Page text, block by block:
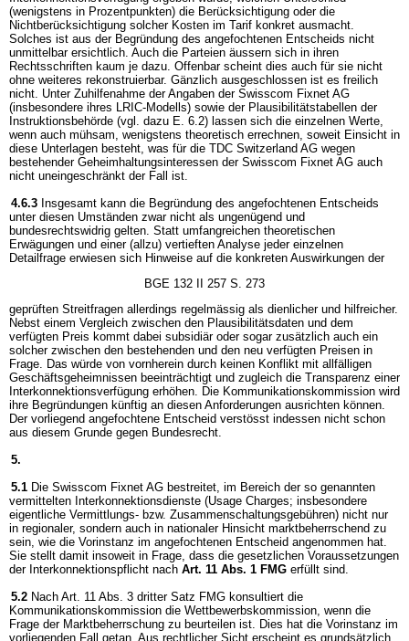
(wenigstens in Prozentpunkten) die Berücksichtigung oder die
Nichtberücksichtigung solcher Kosten im Tarif konkret ausmacht.
Solches ist aus der Begründung des angefochtenen Entscheids nicht
unmittelbar ersichtlich. Auch die Parteien äussern sich in ihren
Rechtsschriften kaum je dazu. Offenbar scheint dies auch für sie nicht
ohne weiteres rekonstruierbar. Gänzlich ausgeschlossen ist es freilich
nicht. Unter Zuhilfenahme der Angaben der Swisscom Fixnet AG
(insbesondere ihres LRIC-Modells) sowie der Plausibilitätstabellen der
Instruktionsbehörde (vgl. dazu E. 6.2) lassen sich die einzelnen Werte,
wenn auch mühsam, wenigstens theoretisch errechnen, soweit Einsicht in
diese Unterlagen besteht, was für die TDC Switzerland AG wegen
bestehender Geheimhaltungsinteressen der Swisscom Fixnet AG auch
nicht uneingeschränkt der Fall ist.
4.6.3 Insgesamt kann die Begründung des angefochtenen Entscheids
unter diesen Umständen zwar nicht als ungenügend und
bundesrechtswidrig gelten. Statt umfangreichen theoretischen
Erwägungen und einer (allzu) vertieften Analyse jeder einzelnen
Detailfrage erwiesen sich Hinweise auf die konkreten Auswirkungen der
BGE 132 II 257 S. 273
geprüften Streitfragen allerdings regelmässig als dienlicher und hilfreicher.
Nebst einem Vergleich zwischen den Plausibilitätsdaten und dem
verfügten Preis kommt dabei subsidiär oder sogar zusätzlich auch ein
solcher zwischen den bestehenden und den neu verfügten Preisen in
Frage. Das würde von vornherein durch keinen Konflikt mit allfälligen
Geschäftsgeheimnissen beeinträchtigt und zugleich die Transparenz einer
Interkonnektionsverfügung erhöhen. Die Kommunikationskommission wird
ihre Begründungen künftig an diesen Anforderungen ausrichten können.
Der vorliegend angefochtene Entscheid verstösst indessen nicht schon
aus diesem Grunde gegen Bundesrecht.
5.
5.1 Die Swisscom Fixnet AG bestreitet, im Bereich der so genannten
vermittelten Interkonnektionsdienste (Usage Charges; insbesondere
eigentliche Vermittlungs- bzw. Zusammenschaltungsgebühren) nicht nur
in regionaler, sondern auch in nationaler Hinsicht marktbeherrschend zu
sein, wie die Vorinstanz im angefochtenen Entscheid angenommen hat.
Sie stellt damit insoweit in Frage, dass die gesetzlichen Voraussetzungen
der Interkonnektionspflicht nach Art. 11 Abs. 1 FMG erfüllt sind.
5.2 Nach Art. 11 Abs. 3 dritter Satz FMG konsultiert die
Kommunikationskommission die Wettbewerbskommission, wenn die
Frage der Marktbeherrschung zu beurteilen ist. Dies hat die Vorinstanz im
vorliegenden Fall getan. Aus rechtlicher Sicht erscheint es grundsätzlich